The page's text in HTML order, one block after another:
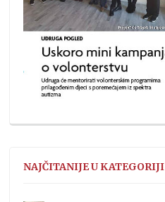
NAJČITANIJE U KATEGORIJI